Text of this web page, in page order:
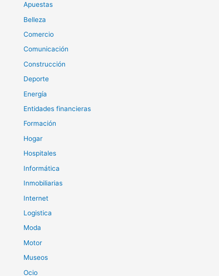
Apuestas
Belleza
Comercio
Comunicación
Construcción
Deporte
Energía
Entidades financieras
Formación
Hogar
Hospitales
Informática
Inmobiliarias
Internet
Logistica
Moda
Motor
Museos
Ocio